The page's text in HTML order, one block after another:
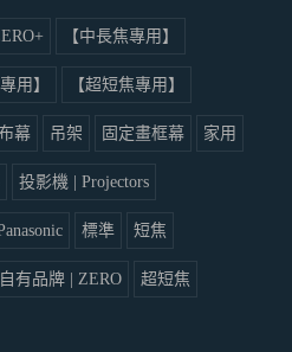
【中長焦專用】
用】 【超短焦專用】
幕 吊架 固定畫框幕
投影機 | Projectors
標準 短焦